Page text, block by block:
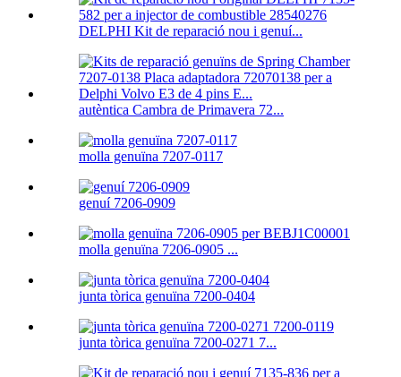
DELPHI Kit de reparació nou i genuí...
autèntica Cambra de Primavera 72...
molla genuïna 7207-0117
genuí 7206-0909
molla genuïna 7206-0905 ...
junta tòrica genuïna 7200-0404
junta tòrica genuïna 7200-0271 7...